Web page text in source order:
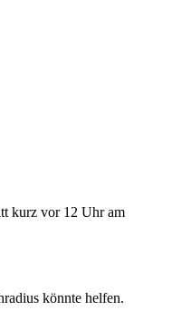
kurz vor 12 Uhr am
könnte helfen.